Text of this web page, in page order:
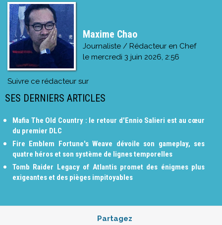
Maxime Chao
Journaliste / Rédacteur en Chef
le mercredi 3 juin 2026, 2:56
Suivre ce rédacteur sur
SES DERNIERS ARTICLES
Mafia The Old Country : le retour d'Ennio Salieri est au cœur
du premier DLC
Fire Emblem Fortune's Weave dévoile son gameplay, ses
quatre héros et son système de lignes temporelles
Tomb Raider Legacy of Atlantis promet des énigmes plus
exigeantes et des pièges impitoyables
Partagez